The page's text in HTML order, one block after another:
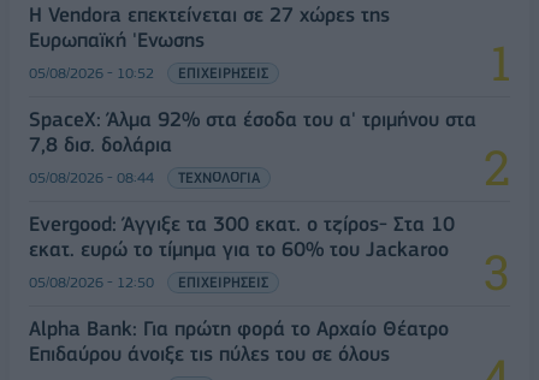
Η Vendora επεκτείνεται σε 27 χώρες της
Ευρωπαϊκή 'Ενωσης
05/08/2026 - 10:52 ΕΠΙΧΕΙΡΗΣΕΙΣ
SpaceX: Άλμα 92% στα έσοδα του α' τριμήνου στα
7,8 δισ. δολάρια
05/08/2026 - 08:44 ΤΕΧΝΟΛΟΓΙΑ
Evergood: Άγγιξε τα 300 εκατ. ο τζίρος- Στα 10
εκατ. ευρώ το τίμημα για το 60% του Jackaroo
05/08/2026 - 12:50 ΕΠΙΧΕΙΡΗΣΕΙΣ
Alpha Bank: Για πρώτη φορά το Αρχαίο Θέατρο
Επιδαύρου άνοιξε τις πύλες του σε όλους